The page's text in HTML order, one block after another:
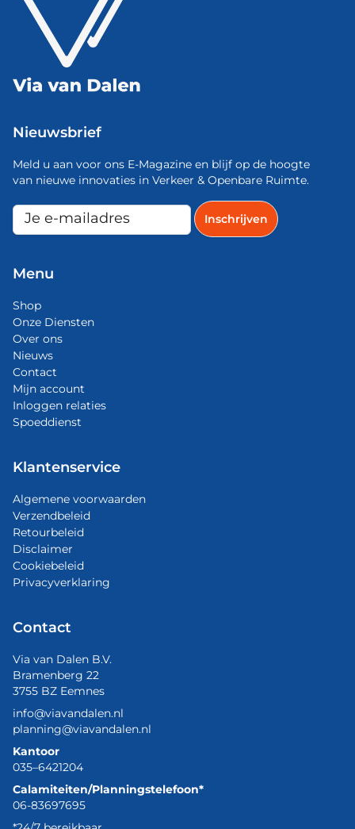
Nieuwsbrief
Meld u aan voor ons E-Magazine en blijf op de hoogte
van nieuwe innovaties in Verkeer & Openbare Ruimte.
Menu
Shop
Onze Diensten
Over ons
Nieuws
Contact
Mijn account
Inloggen relaties
Spoeddienst
Klantenservice
Algemene voorwaarden
Verzendbeleid
Retourbeleid
Disclaimer
Cookiebeleid
Privacyverklaring
Contact
Via van Dalen B.V.
Bramenberg 22
3755 BZ Eemnes
info@viavandalen.nl
planning@viavandalen.nl
Kantoor
035–6421204
Calamiteiten/Planningstelefoon*
06-83697695